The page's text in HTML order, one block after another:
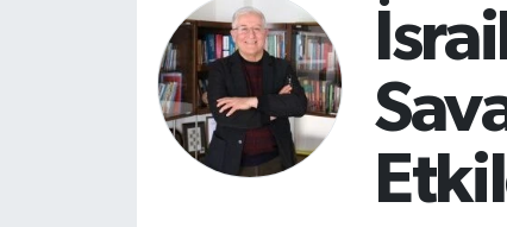
Haber Arşivi